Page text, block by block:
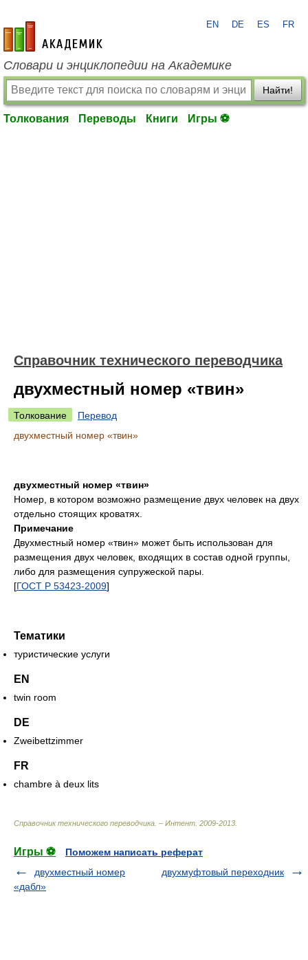
academic.ru
EN DE ES FR
Словари и энциклопедии на Академике
Найти!
Толкования Переводы Книги Игры ⚽
Справочник технического переводчика
двухместный номер «твин»
Толкование
Перевод
двухместный номер «твин»
двухместный номер «твин»
Номер, в котором возможно размещение двух человек на двух
отдельно стоящих кроватях.
Примечание
Двухместный номер «твин» может быть использован для
размещения двух человек, входящих в состав одной группы,
либо для размещения супружеской пары.
[ГОСТ Р 53423-2009]
Тематики
туристические услуги
EN
twin room
DE
Zweibettzimmer
FR
chambre à deux lits
Справочник технического переводчика. – Интент 2009-2013
Игры ⚽
Поможем написать реферат
двухместный номер
«дабл»
двухмуфтовый переходник